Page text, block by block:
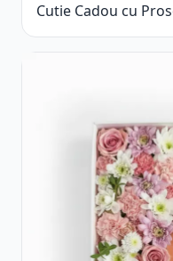
Cutie Cadou cu
Ferrero Rocher și